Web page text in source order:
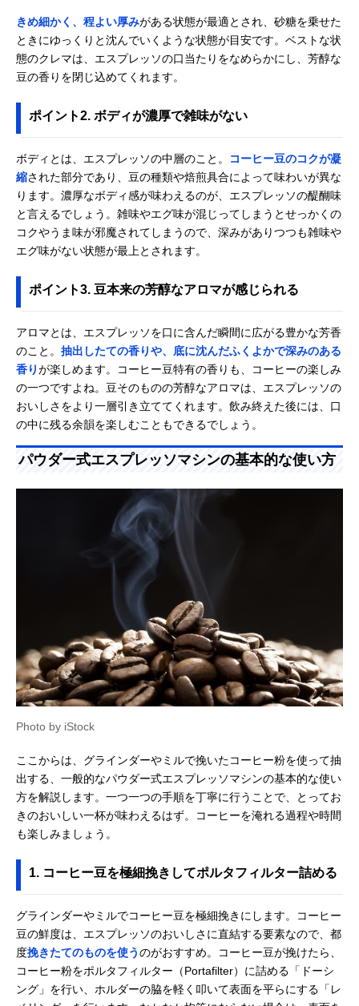
きめ細かく、程よい厚みがある状態が最適とされ、砂糖を乗せた
ときにゆっくりと沈んでいくような状態が目安です。ベストな状
態のクレマは、エスプレッソの口当たりをなめらかにし、芳醇な
豆の香りを閉じ込めてくれます。
ポイント2. ボディが濃厚で雑味がない
ボディとは、エスプレッソの中層のこと。
コーヒー豆のコクが凝
縮された部分であり、豆の種類や焙煎具合によって味わいが異な
ります。濃厚なボディ感が味わえるのが、エスプレッソの醍醐味
と言えるでしょう。雑味やエグ味が混じってしまうとせっかくの
コクやうま味が邪魔されてしまうので、深みがありつつも雑味や
エグ味がない状態が最上とされます。
ポイント3. 豆本来の芳醇なアロマが感じられる
アロマとは、エスプレッソを口に含んだ瞬間に広がる豊かな芳香
のこと。 抽出したての香りや、底に沈んだふくよかで深みのある
香りが楽しめます。コーヒー豆特有の香りも、コーヒーの楽しみ
の一つですよね。豆そのものの芳醇なアロマは、エスプレッソの
おいしさをより一層引き立ててくれます。飲み終えた後には、口
の中に残る余韻を楽しむこともできるでしょう。
パウダー式エスプレッソマシンの基本的な使い方
Photo by iStock
ここからは、グラインダーやミルで挽いたコーヒー粉を使って抽
出する、一般的なパウダー式エスプレッソマシンの基本的な使い
方を解説します。一つ一つの手順を丁寧に行うことで、とってお
きのおいしい一杯が味わえるはず。コーヒーを淹れる過程や時間
も楽しみましょう。
1. コーヒー豆を極細挽きしてポルタフィルター詰める
グラインダーやミルでコーヒー豆を極細挽きにします。コーヒー
豆の鮮度は、エスプレッソのおいしさに直結する要素なので、都
度挽きたてのものを使うのがおすすめ。コーヒー豆が挽けたら、
コーヒー粉をポルタフィルター（Portafilter）に詰める「ドーシ
ング」を行い、ホルダーの脇を軽く叩いて表面を平らにする「レ